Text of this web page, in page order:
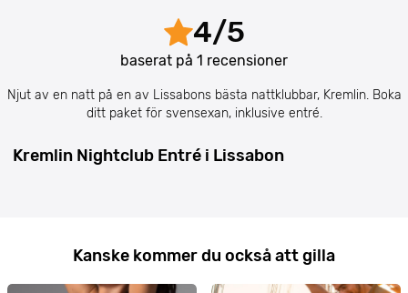
4/5
baserat på 1 recensioner
Njut av en natt på en av Lissabons bästa nattklubbar, Kremlin. Boka
ditt paket för svensexan, inklusive entré.
Kremlin Nightclub Entré i Lissabon
Kanske kommer du också att gilla